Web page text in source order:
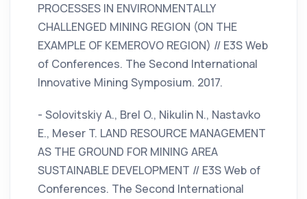
PROCESSES IN ENVIRONMENTALLY
CHALLENGED MINING REGION (ON THE
EXAMPLE OF KEMEROVO REGION) // E3S Web
of Conferences. The Second International
Innovative Mining Symposium. 2017.
- Solovitskiy A., Brel O., Nikulin N., Nastavko
E., Meser T. LAND RESOURCE MANAGEMENT
AS THE GROUND FOR MINING AREA
SUSTAINABLE DEVELOPMENT // E3S Web of
Conferences. The Second International